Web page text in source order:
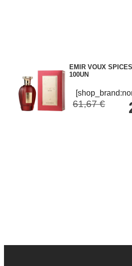
EMIR VOUX
100UN
61,67 €